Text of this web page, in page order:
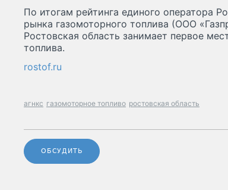
По итогам рейтинга единого оператора
рынка газомоторного топлива (ООО
Ростовская область занимает первое
топлива.
rostof.ru
агнкс газомоторное топливо ростовская область
ОБСУДИТЬ